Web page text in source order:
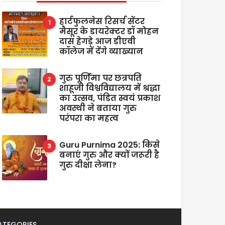
हार्टफुलनेस रिसर्च सेंटर
मैसूर के डायरेक्टर डॉ मोहन
दास हेगड़े आज डीएवी
कॉलेज में देंगे व्याख्यान
गुरु पूर्णिमा पर छत्रपति
शाहूजी विश्वविद्यालय में श्रद्धा
का उत्सव, पंडित स्वयं प्रकाश
अवस्थी ने बताया गुरु
परंपरा का महत्व
Guru Purnima 2025: किसे
बनाएं गुरु और क्यों जरूरी है
गुरु दीक्षा लेना?